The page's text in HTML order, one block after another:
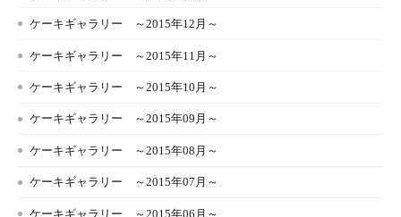
ケーキギャラリー ～2015年12月～
ケーキギャラリー ～2015年11月～
ケーキギャラリー ～2015年10月～
ケーキギャラリー ～2015年09月～
ケーキギャラリー ～2015年08月～
ケーキギャラリー ～2015年07月～
ケーキギャラリー ～2015年06月～